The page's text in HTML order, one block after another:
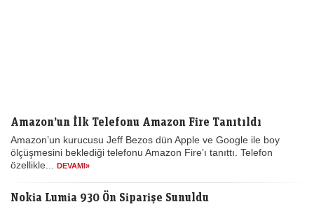
Amazon’un İlk Telefonu Amazon Fire Tanıtıldı
Amazon’un kurucusu Jeff Bezos dün Apple ve Google ile boy
ölçüşmesini beklediği telefonu Amazon Fire’ı tanıttı. Telefon
özellikle...
DEVAMI»
Nokia Lumia 930 Ön Siparişe Sunuldu